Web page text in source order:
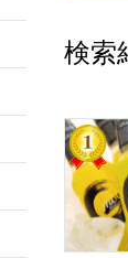
検索